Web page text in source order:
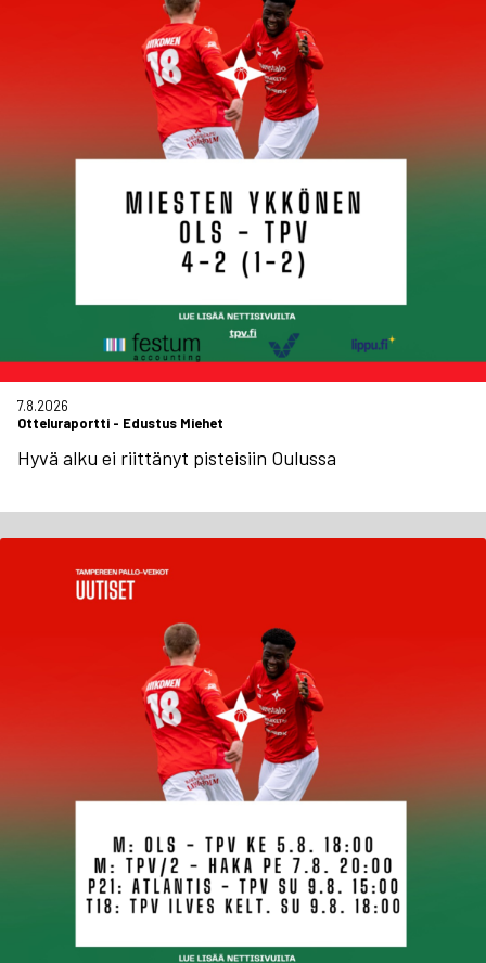
7.8.2026
Otteluraportti - Edustus Miehet
Hyvä alku ei riittänyt pisteisiin Oulussa